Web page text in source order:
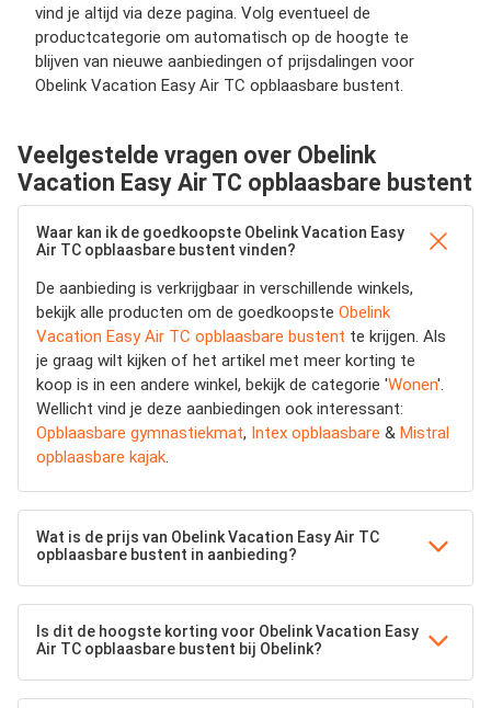
vind je altijd via deze pagina. Volg eventueel de
productcategorie om automatisch op de hoogte te
blijven van nieuwe aanbiedingen of prijsdalingen voor
Obelink Vacation Easy Air TC opblaasbare bustent.
Veelgestelde vragen over Obelink
Vacation Easy Air TC opblaasbare bustent
Waar kan ik de goedkoopste Obelink Vacation Easy
Air TC opblaasbare bustent vinden?
De aanbieding is verkrijgbaar in verschillende winkels,
bekijk alle producten om de goedkoopste Obelink
Vacation Easy Air TC opblaasbare bustent te krijgen. Als
je graag wilt kijken of het artikel met meer korting te
koop is in een andere winkel, bekijk de categorie 'Wonen'.
Wellicht vind je deze aanbiedingen ook interessant:
Opblaasbare gymnastiekmat, Intex opblaasbare & Mistral
opblaasbare kajak.
Wat is de prijs van Obelink Vacation Easy Air TC
opblaasbare bustent in aanbieding?
Is dit de hoogste korting voor Obelink Vacation Easy
Air TC opblaasbare bustent bij Obelink?